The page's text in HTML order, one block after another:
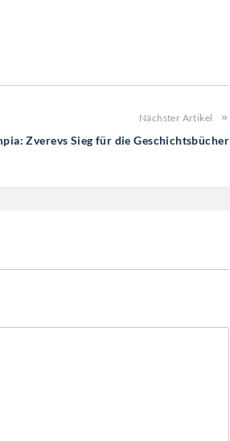
Nächster Artikel
Zverevs Sieg für die Geschichtsbücher